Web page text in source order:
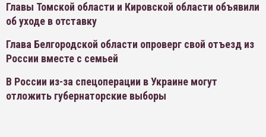
Главы Томской области и Кировской области объявили
об уходе в отставку
Глава Белгородской области опроверг свой отъезд из
России вместе с семьей
В России из-за спецоперации в Украине могут
отложить губернаторские выборы